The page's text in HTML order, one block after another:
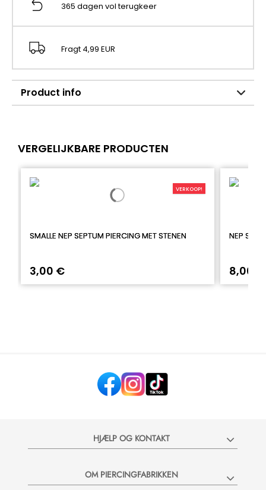
365 dagen vol terugkeer
Fragt 4,99 EUR
Product info
VERGELIJKBARE PRODUCTEN
VERKOOP!
SMALLE NEP SEPTUM PIERCING MET STENEN
3,00 €
NEP
8,00 €
HJÆLP OG KONTAKT
OM PIERCINGFABRIKKEN